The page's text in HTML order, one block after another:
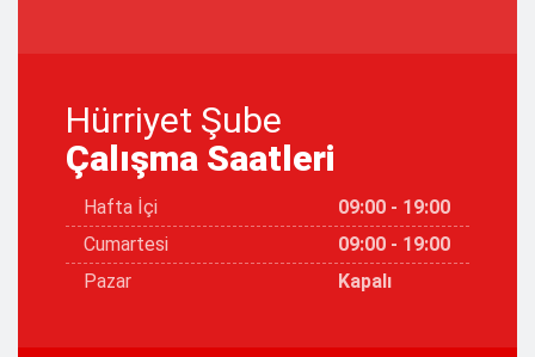
Hürriyet Şube
Çalışma Saatleri
Hafta İçi
09:00 - 19:00
Cumartesi
09:00 - 19:00
Pazar
Kapalı